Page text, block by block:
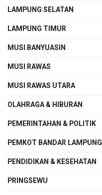
LAMPUNG SELATAN
LAMPUNG TIMUR
MUSI BANYUASIN
MUSI RAWAS
MUSI RAWAS UTARA
OLAHRAGA & HIBURAN
PEMERINTAHAN & POLITIK
PEMKOT BANDAR LAMPUNG
PENDIDIKAN & KESEHATAN
PRINGSEWU